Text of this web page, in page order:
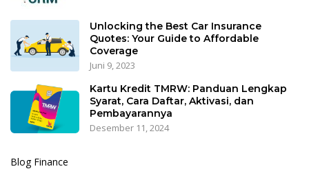
Unlocking the Best Car Insurance
Quotes: Your Guide to Affordable
Coverage
Juni 9, 2023
Kartu Kredit TMRW: Panduan Lengkap
Syarat, Cara Daftar, Aktivasi, dan
Pembayarannya
Desember 11, 2024
Blog Finance